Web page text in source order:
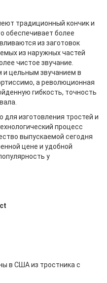
традиционный кончик и
обеспечивает более
из заготовок
из наружных частей
чистое звучание.
и цельным звучанием в
а революционная
гибкость, точность
изготовления тростей и
процесс
выпускаемой сегодня
цене и удобной
у
в США из тростника с